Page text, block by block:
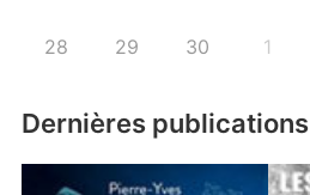
28 29 30 1
Dernières publications